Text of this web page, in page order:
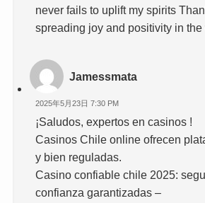
never fails to uplift my spirits
spreading joy and positivity in the
Jamessmata
2025年5月23日 7:30 PM
¡Saludos, expertos en casinos !
Casinos Chile online ofrecen
y bien reguladas.
Casino confiable chile 2025:
confianza garantizadas –